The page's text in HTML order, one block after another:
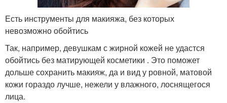
Есть инструменты для макияжа, без которых
невозможно обойтись
Так, например, девушкам с жирной кожей не удастся
обойтись без матирующей косметики . Это поможет
дольше сохранить макияж, да и вид у ровной, матовой
кожи гораздо лучше, нежели у влажного, лоснящегося
лица.